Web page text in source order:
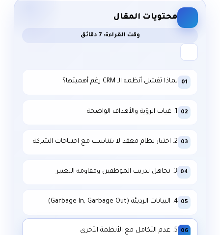
محتويات المقال
وقت القراءة: 7 دقائق
01 لماذا تفشل أنظمة الـ CRM رغم أهميتها؟
02 1. غياب الرؤية والأهداف الواضحة
03 2. اختيار نظام معقد لا يتناسب مع احتياجات الشركة
04 3. تجاهل تدريب الموظفين ومقاومة التغيير
05 4. البيانات الرديئة (Garbage In, Garbage Out)
06 5. عدم التكامل مع الأنظمة الأخرى